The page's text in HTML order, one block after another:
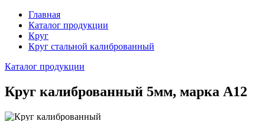
Главная
Каталог продукции
Круг
Круг стальной калиброванный
Каталог продукции
Круг калиброванный 5мм, марка А12